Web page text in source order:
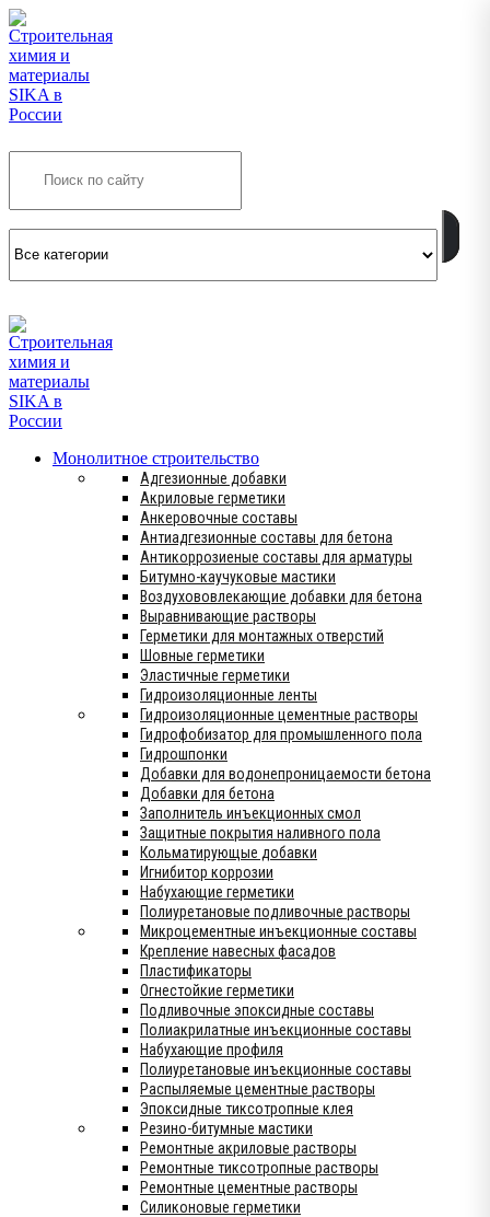
Монолитное строительство
Адгезионные добавки
Акриловые герметики
Анкеровочные составы
Антиадгезионные составы для бетона
Антикоррозиеные составы для арматуры
Битумно-каучуковые мастики
Воздухововлекающие добавки для бетона
Выравнивающие растворы
Герметики для монтажных отверстий
Шовные герметики
Эластичные герметики
Гидроизоляционные ленты
Гидроизоляционные цементные растворы
Гидрофобизатор для промышленного пола
Гидрошпонки
Добавки для водонепроницаемости бетона
Добавки для бетона
Заполнитель инъекционных смол
Защитные покрытия наливного пола
Кольматирующые добавки
Игнибитор коррозии
Набухающие герметики
Полиуретановые подливочные растворы
Микроцементные инъекционные составы
Крепление навесных фасадов
Пластификаторы
Огнестойкие герметики
Подливочные эпоксидные составы
Полиакрилатные инъекционные составы
Набухающие профиля
Полиуретановые инъекционные составы
Распыляемые цементные растворы
Эпоксидные тиксотропные клея
Резино-битумные мастики
Ремонтные акриловые растворы
Ремонтные тиксотропные растворы
Ремонтные цементные растворы
Силиконовые герметики